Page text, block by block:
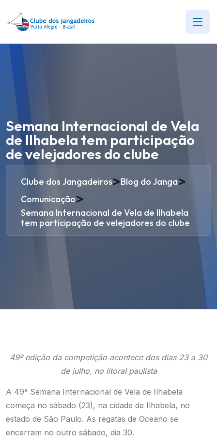
Semana Internacional de Vela
de Ilhabela tem participação
de velejadores do clube
Clube dos Jangadeiros>Blog do Janga>
Comunicação>
Semana Internacional de Vela de Ilhabela
tem participação de velejadores do clube
49ª edição da competição acontece dos dias 23 a 30
de julho, no litoral paulista
A 49ª Semana Internacional de Vela de Ilhabela
começa no sábado (23), na cidade de Ilhabela, no
estado de São Paulo. As regatas de Oceano se
encerram no outro sábado, dia 30.